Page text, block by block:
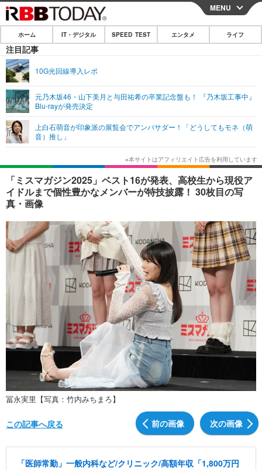
CLOSE
ホーム
IT・デジタル
ネタ
ショッピング その他
SPEED TEST
エンタメ
エンタメTOP
韓国・芸能
音楽 スポーツ
ショッピング その他
ライフ
ライフTOP グルメ
ペット ショッピング
リリース一覧
プッシュ通知の停止方法
MENU
ホーム IT・デジタル SPEED TEST エンタメ ライフ
注目記事
10G光回線導入レポ
元乃木坂46・山下美月と与田祐希の卒業記念盤も！ 『乃木坂工事中』
Blu-rayが発売決定
上白石萌音が印象派の展覧会でアンバサダー！「どうしてもモネ（萌
音）推し」
「ミスマガジン2025」ベスト16が発表、高校生から現役ア
イドルまで個性豊かなメンバーが特技披露！ 30枚目の写
真・画像
冨永実里【写真：竹内みちまろ】
前の画像 次の画像
この記事へ戻る
「医師常勤」一般内科など/クリニック/高額年収「1,800万円